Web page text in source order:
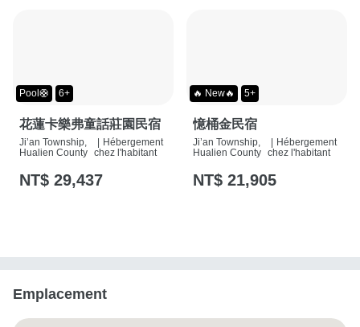
Pool🛟 6+
花蓮卡樂弗童話莊園民宿
Ji’an Township,
Hualien County
Hébergement
chez l'habitant
NT$ 29,437
🔥 New🔥 5+
憶桶金民宿
Ji’an Township,
Hualien County
Hébergement
chez l'habitant
NT$ 21,905
Emplacement